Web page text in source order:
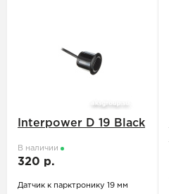
Interpower D 19 Black
В наличии
320 р.
Датчик к парктронику 19 мм